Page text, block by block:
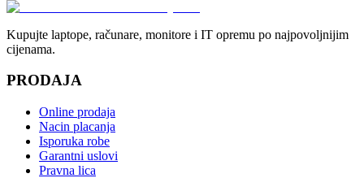
Kupujte laptope, računare, monitore i IT opremu po najpovoljnijim
cijenama.
PRODAJA
Online prodaja
Nacin placanja
Isporuka robe
Garantni uslovi
Pravna lica